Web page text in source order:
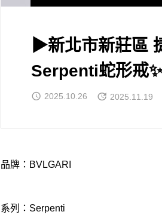
▶新北市新莊區
Serpenti蛇形戒✨
2025.10.26 2025.11.19
品牌：BVLGARI
系列：Serpenti